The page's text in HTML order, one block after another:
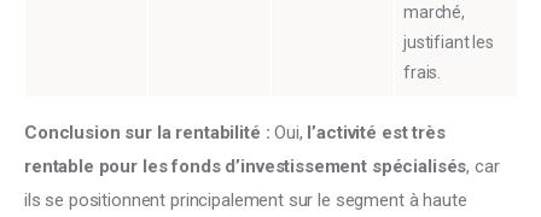
marché,
justifiant les
frais.
Conclusion sur la rentabilité : Oui, l’activité est très
rentable pour les fonds d’investissement spécialisés, car
ils se positionnent principalement sur le segment à haute